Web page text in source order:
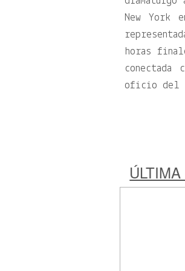
New
horas
oficio del